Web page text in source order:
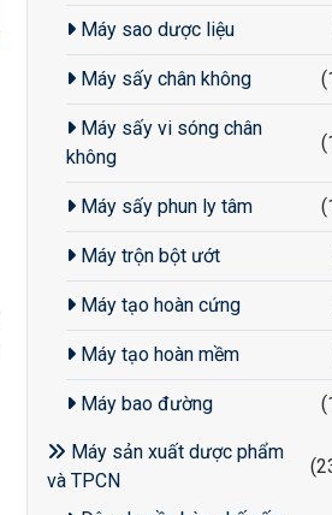
Máy sao dược liệu
Máy sấy chân không
Máy sấy vi sóng chân
không
Máy sấy phun ly tâm
Máy trộn bột ướt
Máy tạo hoàn cứng
Máy tạo hoàn mềm
Máy bao đường
Máy sản xuất dược phẩm
và TPCN